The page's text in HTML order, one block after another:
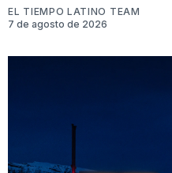
EL TIEMPO LATINO TEAM
7 de agosto de 2026